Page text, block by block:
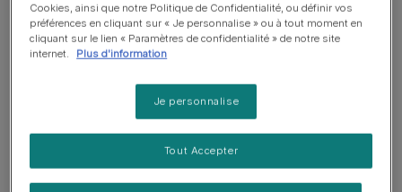
DOG CHOW® ADULT LIGHT - A LA
DINDE
Cookies, ainsi que notre Politique de Confidentialité, ou définir vos
préférences en cliquant sur « Je personnalise » ou à tout moment en
cliquant sur le lien « Paramètres de confidentialité » de notre site
internet.
Plus d'information
Je personnalise
Tout Accepter